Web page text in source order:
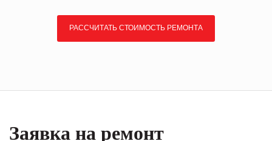
РАССЧИТАТЬ СТОИМОСТЬ РЕМОНТА
Заявка на ремонт